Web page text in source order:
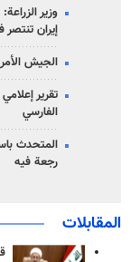
وزير
إيران تنتصر
الجيش
تقرير
الفارسي
المتحدث
رجعة فيه
المقابلات